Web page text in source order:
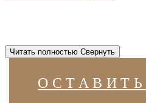
Читать полностью Свернуть